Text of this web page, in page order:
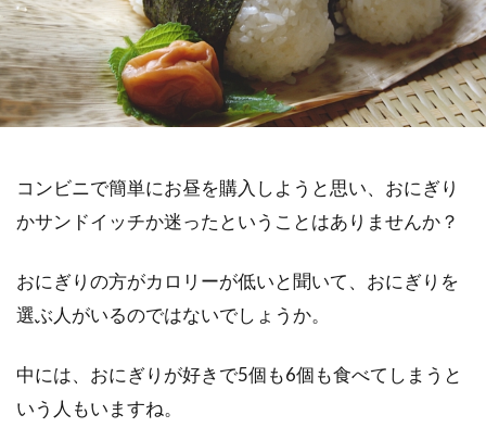
コンビニで簡単にお昼を購入しようと思い、おにぎり
かサンドイッチか迷ったということはありませんか？
おにぎりの方がカロリーが低いと聞いて、おにぎりを
選ぶ人がいるのではないでしょうか。
中には、おにぎりが好きで5個も6個も食べてしまうと
いう人もいますね。